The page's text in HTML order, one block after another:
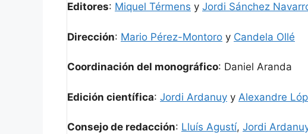
Editores: Miquel Térmens y Jordi Sánchez
Dirección: Mario Pérez-Montoro y Candela Ollé
Coordinación del monográfico: Daniel Aranda
Edición científica: Jordi Ardanuy y Alexandre
Consejo de redacción: Lluís Agustí, Jordi